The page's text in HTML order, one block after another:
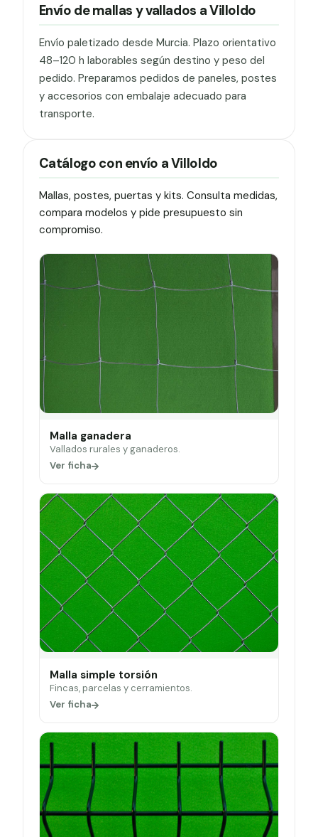
Envío de mallas y vallados a Villoldo
Envío paletizado desde Murcia. Plazo orientativo
48–120 h laborables según destino y peso del
pedido. Preparamos pedidos de paneles, postes
y accesorios con embalaje adecuado para
transporte.
Catálogo con envío a Villoldo
Mallas, postes, puertas y kits. Consulta medidas,
compara modelos y pide presupuesto sin
compromiso.
Malla ganadera
Vallados rurales y ganaderos.
Ver ficha
Malla simple torsión
Fincas, parcelas y cerramientos.
Ver ficha